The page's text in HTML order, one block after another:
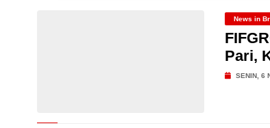
News in
Pari,
SENIN, 6